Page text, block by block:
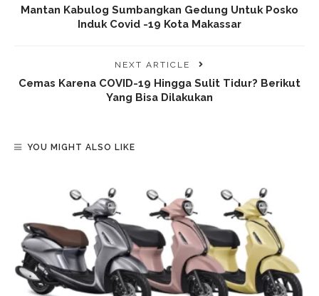
Mantan Kabulog Sumbangkan Gedung Untuk Posko
Induk Covid -19 Kota Makassar
NEXT ARTICLE
Cemas Karena COVID-19 Hingga Sulit Tidur? Berikut
Yang Bisa Dilakukan
YOU MIGHT ALSO LIKE